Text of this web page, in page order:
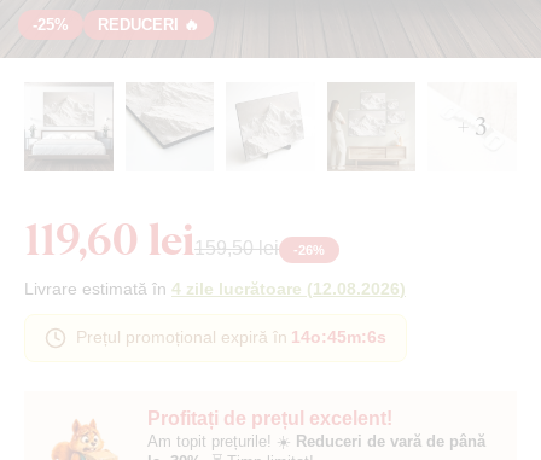
-25% REDUCERI 🔥
+ 3
Profitați de prețul excelent!
Am topit prețurile! ☀️ Reduceri de vară de până
119,60 lei159,50 lei -26%
Livrare estimată în 4 zile lucrătoare (12.08.2026)
Prețul promoțional expiră în 14o:45m:5s